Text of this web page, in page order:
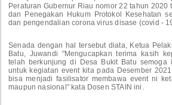
Peraturan Gubernur Riau nomor 22 tahun 2020
dan Penegakan Hukum Protokol Kesehatan
dan pengendalian corona virus disase (covid -
Senada dengan hal tersebut diata, Ketua
Batu, Juwandi "Mengucapkan terima kasih
telah berkunjung di Desa Bukit Batu semoga
untuk kegiatan event kita pada Desember
bisa menjadi fasilisator membawa event ni
maupun nasional" kata Dosen STAIN ini.